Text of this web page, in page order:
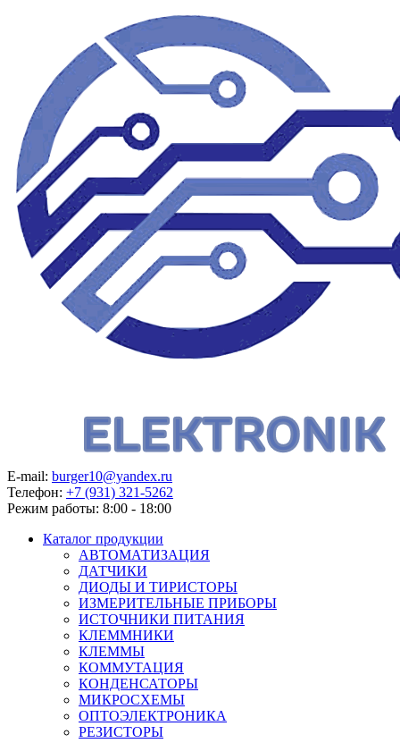
E-mail: burger10@yandex.ru
Телефон: +7 (931) 321-5262
Режим работы: 8:00 - 18:00
Каталог продукции
АВТОМАТИЗАЦИЯ
ДАТЧИКИ
ДИОДЫ И ТИРИСТОРЫ
ИЗМЕРИТЕЛЬНЫЕ ПРИБОРЫ
ИСТОЧНИКИ ПИТАНИЯ
КЛЕММНИКИ
КЛЕММЫ
КОММУТАЦИЯ
КОНДЕНСАТОРЫ
МИКРОСХЕМЫ
ОПТОЭЛЕКТРОНИКА
РЕЗИСТОРЫ